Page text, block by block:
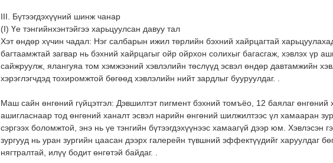
III. Бүтээгдэхүүний шинж чанар
(I) Үе тэнгийнхэнтэйгээ харьцуулсан давуу тал
Хэт өндөр хүчин чадал: Нэг салбарын ижил төрлийн бэхний хайрцагтай
багтаамжтай загвар нь бэхний хайрцагыг ойр ойрхон солихыг багасгаж, хэвлэх үр
сайжруулж, ялангуяа том хэмжээний хэвлэлийн төслүүд эсвэл өндөр давтамжийн
хэрэглэгчдэд тохиромжтой бөгөөд хэвлэлийн нийт зардлыг бууруулдаг. .
Маш сайн өнгөний гүйцэтгэл: Дэвшилтэт пигмент бэхний томъёо, 12 баялаг өнгөний
ашигласнаар тод өнгөний ханалт эсвэл нарийн өнгөний шилжилтээс үл хамааран
сэргээх боломжтой, энэ нь үе тэнгийн бүтээгдэхүүнээс хамаагүй дээр юм. Хэвлэсэн
зургууд нь уран зургийн цаасан дээрх галерейн түвшний эффектүүдийг харуулдаг
нягтралтай, илүү бодит өнгөтэй байдаг. .